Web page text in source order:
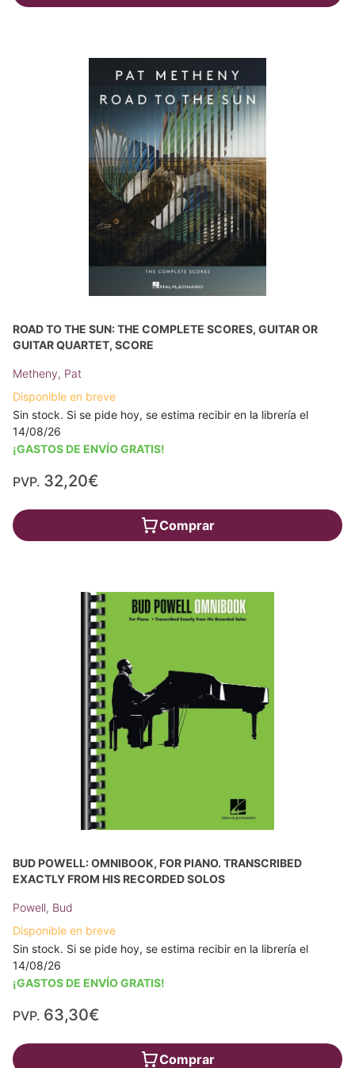
ROAD TO THE SUN: THE COMPLETE SCORES, GUITAR OR
GUITAR QUARTET, SCORE
Metheny, Pat
Disponible en breve
Sin stock. Si se pide hoy, se estima recibir en la librería el
14/08/26
¡GASTOS DE ENVÍO GRATIS!
PVP. 32,20€
Comprar
BUD POWELL: OMNIBOOK, FOR PIANO. TRANSCRIBED
EXACTLY FROM HIS RECORDED SOLOS
Powell, Bud
Disponible en breve
Sin stock. Si se pide hoy, se estima recibir en la librería el
14/08/26
¡GASTOS DE ENVÍO GRATIS!
PVP. 63,30€
Comprar